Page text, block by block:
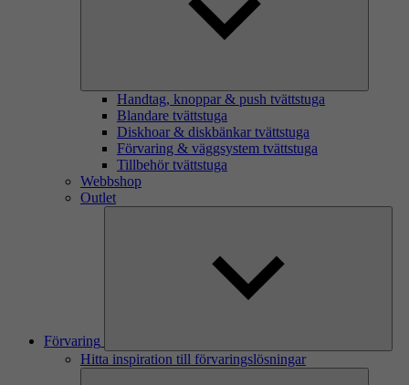
Handtag, knoppar & push tvättstuga
Blandare tvättstuga
Diskhoar & diskbänkar tvättstuga
Förvaring & väggsystem tvättstuga
Tillbehör tvättstuga
Webbshop
Outlet
Förvaring
Hitta inspiration till förvaringslösningar